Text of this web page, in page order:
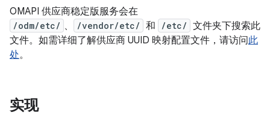
OMAPI 供应商稳定版服务会在
/odm/etc/ 、 /vendor/etc/ 和 /etc/ 文件夹下搜索此
文件。如需详细了解供应商 UUID 映射配置文件，请访问此
处。
实现